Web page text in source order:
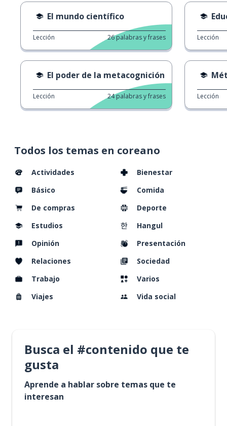
Todos los temas en coreano
Actividades
Bienestar
Básico
Comida
De compras
Deporte
Estudios
Hangul
Opinión
Presentación
Relaciones
Sociedad
Trabajo
Varios
Viajes
Vida social
El mundo científico
Lección 26palabras y frases
El poder de la metacognición
Lección 24palabras y frases
Lección
Lección
Busca el #contenido que te
gusta
Aprende a hablar sobre temas que te
interesan